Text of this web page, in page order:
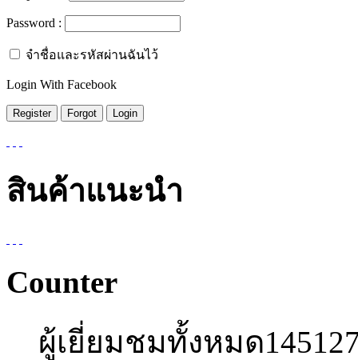
Password :
จำชื่อและรหัสผ่านฉันไว้
Login With Facebook
สินค้าแนะนำ
Counter
ผู้เยี่ยมชมทั้งหมด